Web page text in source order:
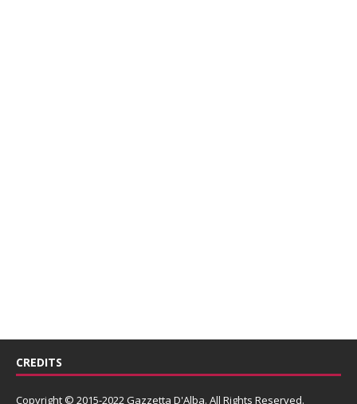
CREDITS
Copyright © 2015-2022 Gazzetta D'Alba. All Rights Reserved.